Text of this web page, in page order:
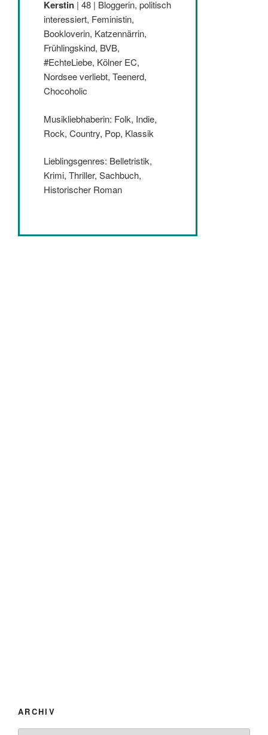
Kerstin | 48 | Bloggerin, politisch
interessiert, Feministin,
Bookloverin, Katzennärrin,
Frühlingskind, BVB,
#EchteLiebe, Kölner EC,
Nordsee verliebt, Teenerd,
Chocoholic
Musikliebhaberin: Folk, Indie,
Rock, Country, Pop, Klassik
Lieblingsgenres: Belletristik,
Krimi, Thriller, Sachbuch,
Historischer Roman
ARCHIV